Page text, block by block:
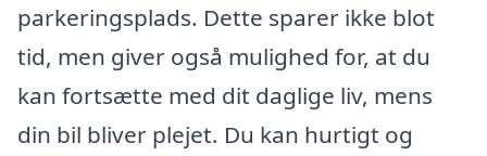
parkeringsplads. Dette sparer ikke blot
tid, men giver også mulighed for, at du
kan fortsætte med dit daglige liv, mens
din bil bliver plejet. Du kan hurtigt og